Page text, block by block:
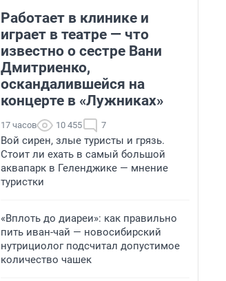
Работает в клинике и
играет в театре — что
известно о сестре Вани
Дмитриенко,
оскандалившейся на
концерте в «Лужниках»
17 часов 10 455 7
Вой сирен, злые туристы и грязь.
Стоит ли ехать в самый большой
аквапарк в Геленджике — мнение
туристки
«Вплоть до диареи»: как правильно
пить иван-чай — новосибирский
нутрициолог подсчитал допустимое
количество чашек